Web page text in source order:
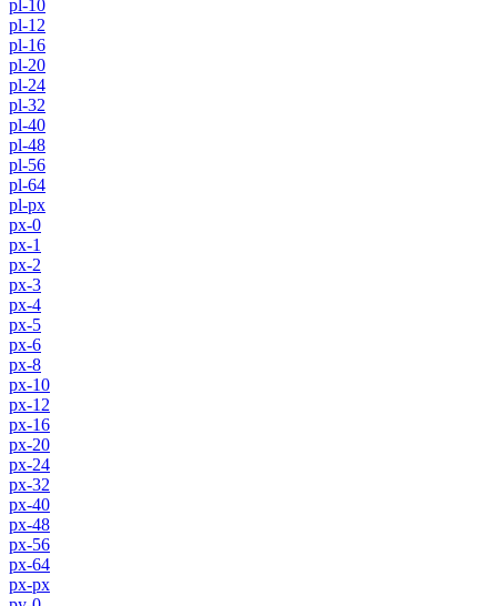
pl-10
pl-12
pl-16
pl-20
pl-24
pl-32
pl-40
pl-48
pl-56
pl-64
pl-px
px-0
px-1
px-2
px-3
px-4
px-5
px-6
px-8
px-10
px-12
px-16
px-20
px-24
px-32
px-40
px-48
px-56
px-64
px-px